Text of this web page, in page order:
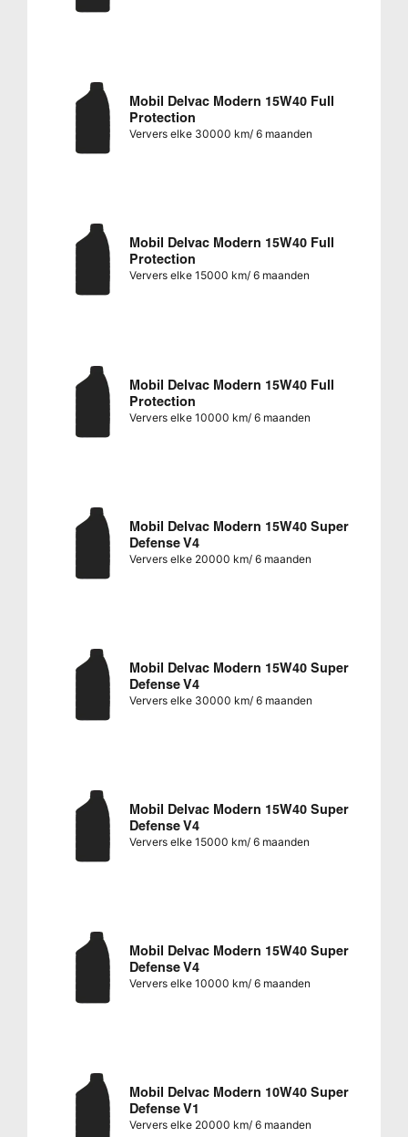
Mobil Delvac Modern 15W40 Full
Protection
Ververs elke 30000 km/ 6 maanden
Mobil Delvac Modern 15W40 Full
Protection
Ververs elke 15000 km/ 6 maanden
Mobil Delvac Modern 15W40 Full
Protection
Ververs elke 10000 km/ 6 maanden
Mobil Delvac Modern 15W40 Super
Defense V4
Ververs elke 20000 km/ 6 maanden
Mobil Delvac Modern 15W40 Super
Defense V4
Ververs elke 30000 km/ 6 maanden
Mobil Delvac Modern 15W40 Super
Defense V4
Ververs elke 15000 km/ 6 maanden
Mobil Delvac Modern 15W40 Super
Defense V4
Ververs elke 10000 km/ 6 maanden
Mobil Delvac Modern 10W40 Super
Defense V1
Ververs elke 20000 km/ 6 maanden